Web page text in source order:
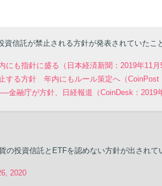
資信託が禁止される方針が発表されていた
も指針に盛る（日本経済新聞：2019年11月5
する方針 年内にもルール策定へ（CoinPost
金融庁が方針、日経報道（CoinDesk：2019
の投資信託とETFを認めない方針が出され
2020